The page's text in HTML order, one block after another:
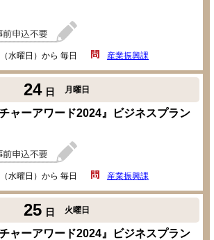
水曜日）から 毎日 産業振興課
24 日 月曜日
ャーアワード2024』ビジネスプラン
水曜日）から 毎日 産業振興課
25 日 火曜日
ャーアワード2024』ビジネスプラン